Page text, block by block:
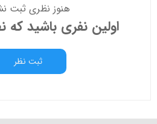
هنوز نظری ثبت
اولین نفری باشید
ثبت نظر